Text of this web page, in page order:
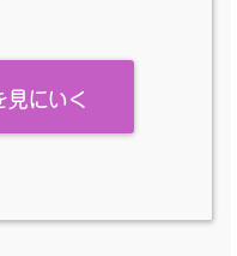
見にいく